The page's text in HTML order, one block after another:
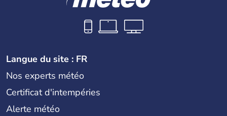
Langue du site : FR
Nos experts météo
Certificat d'intempéries
Alerte météo